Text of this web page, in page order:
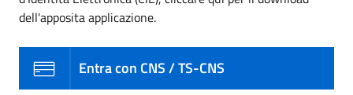
dell'apposita applicazione.
Entra con CNS / TS-CNS